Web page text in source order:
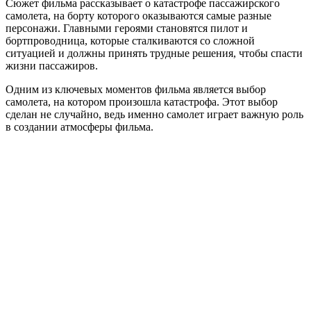
Сюжет фильма рассказывает о катастрофе пассажирского
самолета, на борту которого оказываются самые разные
персонажи. Главными героями становятся пилот и
бортпроводница, которые сталкиваются со сложной
ситуацией и должны принять трудные решения, чтобы спасти
жизни пассажиров.
Одним из ключевых моментов фильма является выбор
самолета, на котором произошла катастрофа. Этот выбор
сделан не случайно, ведь именно самолет играет важную роль
в создании атмосферы фильма.